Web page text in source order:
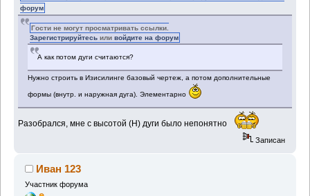
форум
Гости не могут просматривать ссылки.
Зарегистрируйтесь иливойдите на форум
А как потом дуги считаются?
Нужно строить в Изисилинге базовый чертеж, а потом дополнительные
формы (внутр. и наружная дуга). Элементарно
Разобрался, мне с высотой (Н) дуги было непонятно
Записан
Иван 123
Участник форума